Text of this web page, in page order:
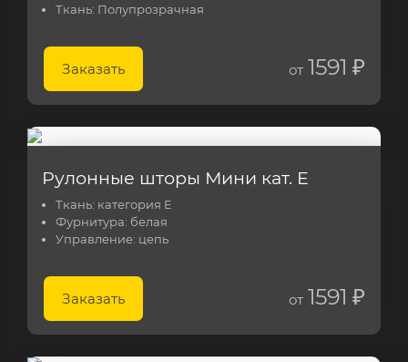
Ткань: Полупрозрачная
Заказать от1591 ₽
Рулонные шторы Мини кат. E
Ткань: категория E
Фурнитура: белая
Управление: цепь
Заказать от1591 ₽